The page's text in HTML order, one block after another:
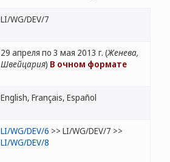
LI/WG/DEV/7
29 апреля по 3 мая 2013 г. (Женева,
Швейцария) В очном формате
English, Français, Español
LI/WG/DEV/6 >> LI/WG/DEV/7 >>
LI/WG/DEV/8